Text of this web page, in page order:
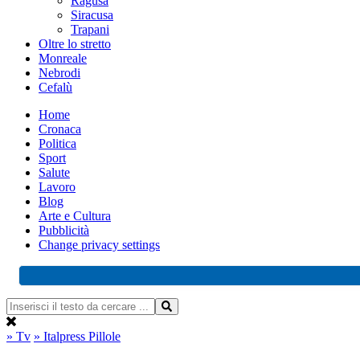
Siracusa
Trapani
Oltre lo stretto
Monreale
Nebrodi
Cefalù
Home
Cronaca
Politica
Sport
Salute
Lavoro
Blog
Arte e Cultura
Pubblicità
Change privacy settings
» Tv » Italpress Pillole